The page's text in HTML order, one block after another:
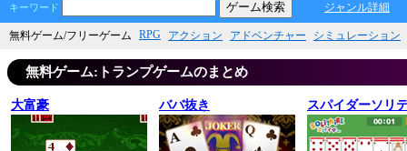
キーワード ジャンル詳細
無料ゲーム/フリーゲーム RPG アクション アドベンチャー シミュレーション
無料ゲーム:トランプゲームのまとめ
大富豪 ババ抜き スパイダーソリ